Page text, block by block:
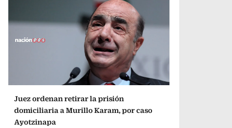
Juez ordenan retirar la prisión
domiciliaria a Murillo Karam, por caso
Ayotzinapa